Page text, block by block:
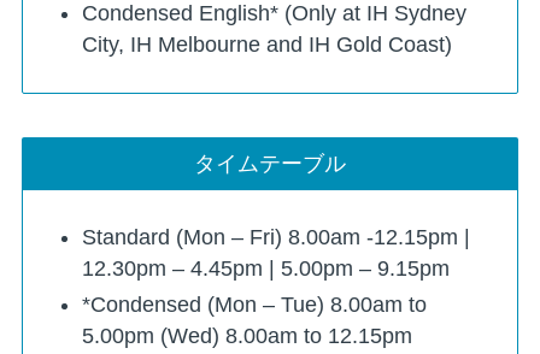
Condensed English* (Only at IH Sydney
City, IH Melbourne and IH Gold Coast)
タイムテーブル
Standard (Mon – Fri) 8.00am -12.15pm |
12.30pm – 4.45pm | 5.00pm – 9.15pm
*Condensed (Mon – Tue) 8.00am to
5.00pm (Wed) 8.00am to 12.15pm